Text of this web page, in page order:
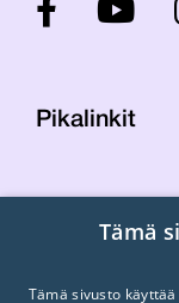
Pikalinkit
Laskutustiedot
Tämä
Tämä sivusto